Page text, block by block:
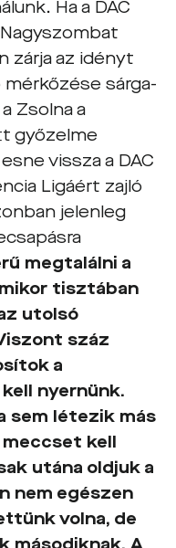
Ha a DAC
zárja az idényt
sárga-
Zsolna a
győzelme
vissza a DAC
Ligáért zajló
jelenleg
megtalálni a
tisztában
utolsó
száz
a
nyernünk.
sem létezik más
kell
utána oldjuk a
nem egészen
volna, de